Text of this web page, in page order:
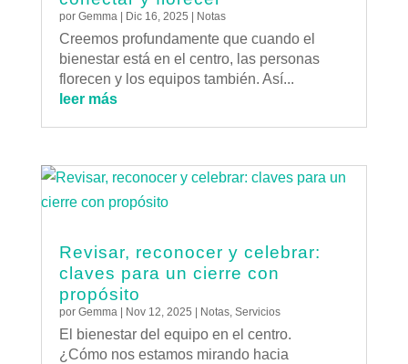
por Gemma| Dic 16, 2025 | Notas
Creemos profundamente que cuando el
bienestar está en el centro, las personas
florecen y los equipos también. Así...
leer más
Revisar, reconocer y celebrar:
claves para un cierre con
propósito
por Gemma| Nov 12, 2025 Notas, Servicios
El bienestar del equipo en el centro.
¿Cómo nos estamos mirando hacia